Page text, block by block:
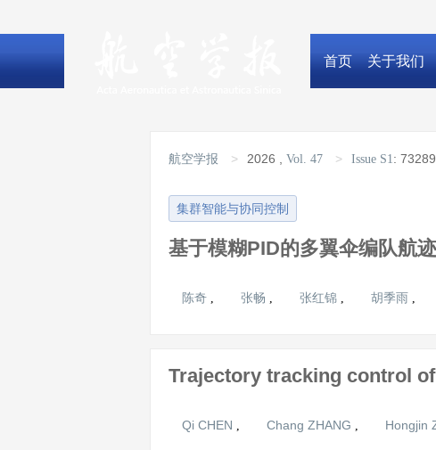
首页 关于我们
航空学报 > 2026 Vol. 47 > Issue S1:
集群智能与协同控制
基于模糊PID的多翼伞编队航
陈奇 , 张畅 , 张红锦 , 胡季雨 ,
Trajectory tracking control
Qi CHEN , Chang ZHANG , Hongjin